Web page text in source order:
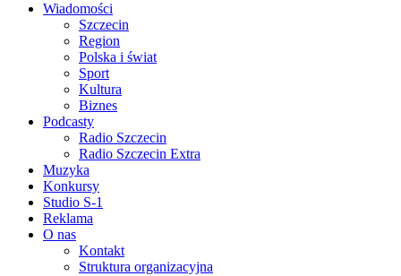
Wiadomości
Szczecin
Region
Polska i świat
Sport
Kultura
Biznes
Podcasty
Radio Szczecin
Radio Szczecin Extra
Muzyka
Konkursy
Studio S-1
Reklama
O nas
Kontakt
Struktura organizacyjna